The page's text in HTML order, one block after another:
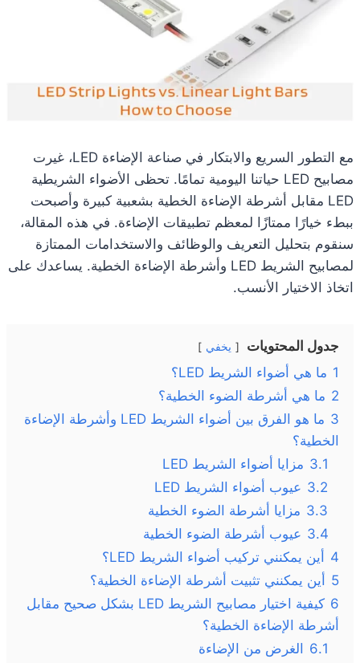
مع التطور السريع والابتكار في صناعة الإضاءة LED، غيرت
مصابيح LED حياتنا اليومية تمامًا. تحظى الأضواء الشريطية
LED مقابل أشرطة الإضاءة الخطية بشعبية كبيرة وأصبحت
ببطء خيارًا ممتازًا لمعظم تطبيقات الإضاءة. في هذه المقالة،
سنقوم بتحليل التعريف والوظائف والاستخدامات الممتازة
لمصابيح الشريط LED وأشرطة الإضاءة الخطية. يساعدك على
اتخاذ الاختيار الأنسب.
جدول المحتويات يخفي
1 ما هي أضواء الشريط LED؟
2 ما هي أشرطة الضوء الخطية؟
3
ما هو الفرق بين أضواء الشريط LED وأشرطة الإضاءة
الخطية؟
3.1 مزايا أضواء الشريط LED
3.2 عيوب أضواء الشريط LED
3.3 مزايا أشرطة الضوء الخطية
3.4 عيوب أشرطة الضوء الخطية
4
أين يمكنني تركيب أضواء الشريط LED؟
5
أين يمكنني تثبيت أشرطة الإضاءة الخطية؟
6
كيفية اختيار مصابيح الشريط LED بشكل صحيح مقابل
أشرطة الإضاءة الخطية؟
6.1
الغرض من الإضاءة